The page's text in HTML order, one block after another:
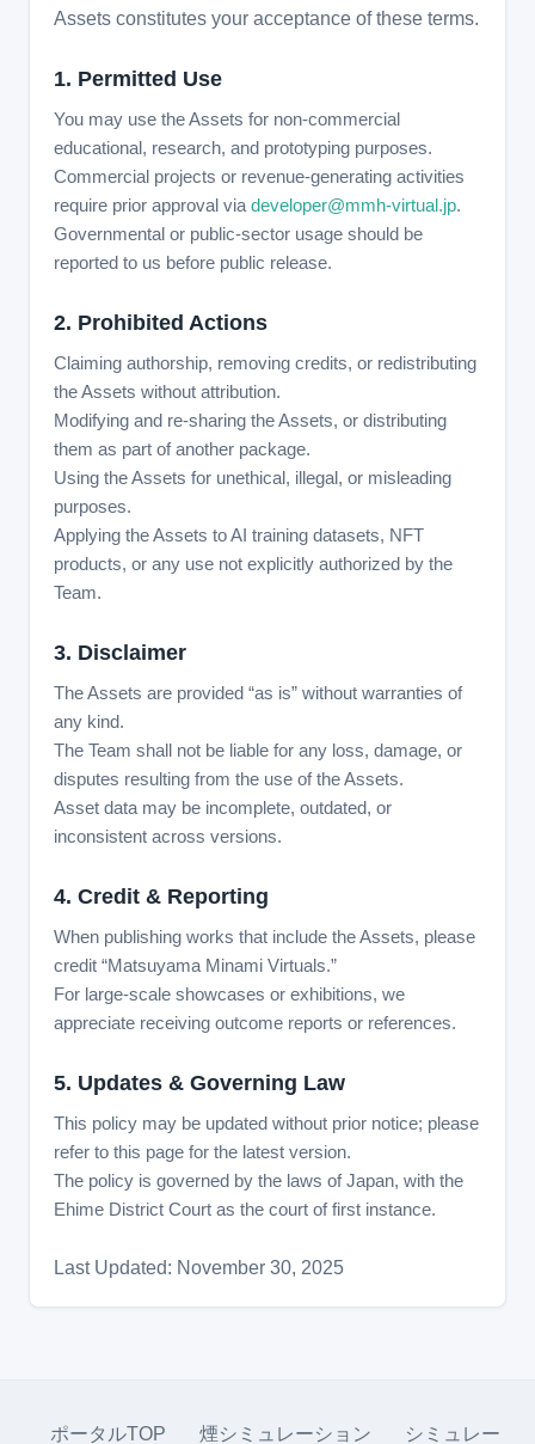
Assets constitutes your acceptance of these terms.
1. Permitted Use
You may use the Assets for non-commercial
educational, research, and prototyping purposes.
Commercial projects or revenue-generating activities
require prior approval via developer@mmh-virtual.jp.
Governmental or public-sector usage should be
reported to us before public release.
2. Prohibited Actions
Claiming authorship, removing credits, or redistributing
the Assets without attribution.
Modifying and re-sharing the Assets, or distributing
them as part of another package.
Using the Assets for unethical, illegal, or misleading
purposes.
Applying the Assets to AI training datasets, NFT
products, or any use not explicitly authorized by the
Team.
3. Disclaimer
The Assets are provided “as is” without warranties of
any kind.
The Team shall not be liable for any loss, damage, or
disputes resulting from the use of the Assets.
Asset data may be incomplete, outdated, or
inconsistent across versions.
4. Credit & Reporting
When publishing works that include the Assets, please
credit “Matsuyama Minami Virtuals.”
For large-scale showcases or exhibitions, we
appreciate receiving outcome reports or references.
5. Updates & Governing Law
This policy may be updated without prior notice; please
refer to this page for the latest version.
The policy is governed by the laws of Japan, with the
Ehime District Court as the court of first instance.
Last Updated: November 30, 2025
ポータルTOP 煙シミュレーション シミュレー